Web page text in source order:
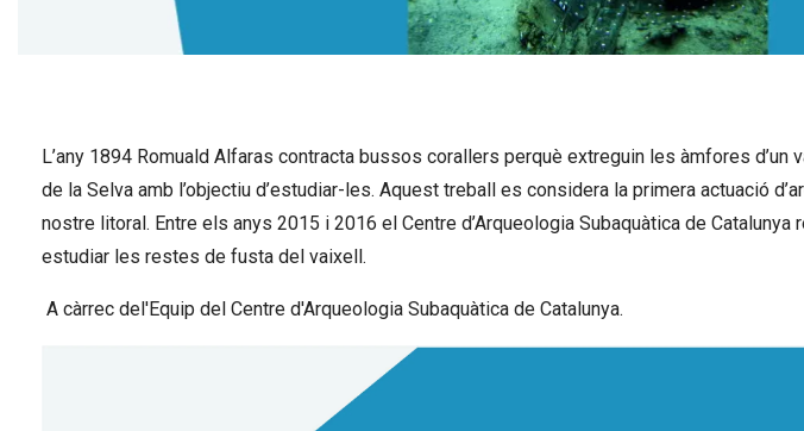
L’any 1894 Romuald Alfaras contracta bussos corallers perquè extreguin les àmfores d’un
de la Selva amb l’objectiu d’estudiar-les. Aquest treball es considera la primera actuació
nostre litoral. Entre els anys 2015 i 2016 el Centre d’Arqueologia Subaquàtica de Catalunya
estudiar les restes de fusta del vaixell.
A càrrec del'Equip del Centre d'Arqueologia Subaquàtica de Catalunya.